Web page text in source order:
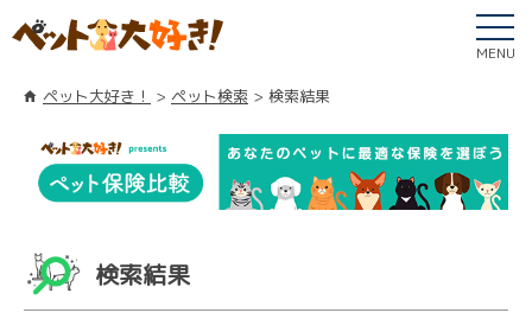
MENU
ペット大好き！ ペット検索 検索結果
検索結果